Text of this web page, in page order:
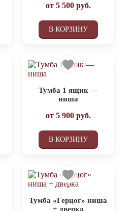
от 5 500руб.
В КОРЗИНУ
Тумба 1 ящик —
ниша
от 5 900руб.
В КОРЗИНУ
Тумба «Герцог» ниша
+ дверка